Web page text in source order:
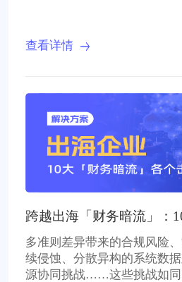
查看详情
跨越出海「财务暗流」：
多准则差异带来的合规风险
续侵蚀、分散异构的系统数
源协同挑战……这些挑战如同